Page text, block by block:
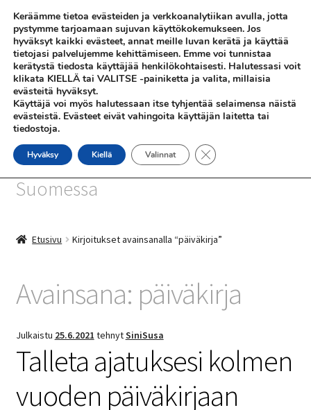
Siirry
navigointiin
Siirry
sisältöön
Valikko
SHOP
INFO
SiniSusan kortit painetaan
Suomessa
Etusivu Kirjoitukset avainsanalla “päiväkirja”
Avainsana: päiväkirja
Julkaistu 25.6.2021 tehnytSiniSusa
Talleta ajatuksesi kolmen
vuoden päiväkirjaan
Keräämme tietoa evästeiden ja verkkoanalytiikan avulla, jotta
pystymme tarjoamaan sujuvan käyttökokemukseen. Jos
hyväksyt kaikki evästeet, annat meille luvan kerätä ja käyttää
tietojasi palvelujemme kehittämiseen. Emme voi tunnistaa
kerätystä tiedosta käyttäjää henkilökohtaisesti. Halutessasi voit
klikata KIELLÄ tai VALITSE -painiketta ja valita, millaisia
evästeitä hyväksyt.
Käyttäjä voi myös halutessaan itse tyhjentää selaimensa näistä
evästeistä. Evästeet eivät vahingoita käyttäjän laitetta tai
tiedostoja.
Hyväksy Kiellä Valinnat Sulje evästebanneri